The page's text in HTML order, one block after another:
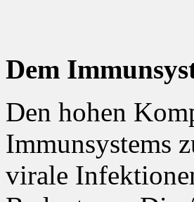
Dem
Den hohen
Immunsystems
virale